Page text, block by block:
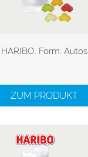
HARIBO, Form: Autos
ZUM PRODUKT